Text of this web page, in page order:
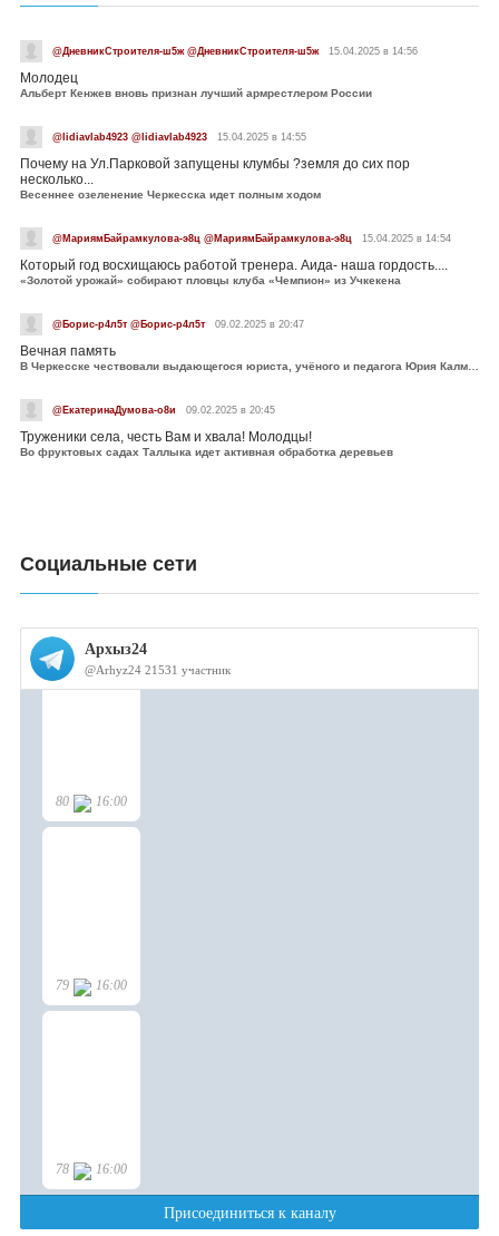
@ДневникСтроителя-ш5ж @ДневникСтроителя-ш5ж 15.04.2025 в 14:56
Молодец
Альберт Кенжев вновь признан лучший армрестлером России
@lidiavlab4923 @lidiavlab4923 15.04.2025 в 14:55
Почему на Ул.Парковой запущены клумбы ?земля до сих пор
несколько...
Весеннее озеленение Черкесска идет полным ходом
@МариямБайрамкулова-э8ц @МариямБайрамкулова-э8ц 15.04.2025 в 14:54
Который год восхищаюсь работой тренера. Аида- наша гордость....
«Золотой урожай» собирают пловцы клуба «Чемпион» из Учкекена
@Борис-р4л5т @Борис-р4л5т 09.02.2025 в 20:47
Вечная память
В Черкесске чествовали выдающегося юриста, учёного и педагога Юрия Калмыкова
@ЕкатеринаДумова-о8и 09.02.2025 в 20:45
Труженики села, честь Вам и хвала! Молодцы!
Во фруктовых садах Таллыка идет активная обработка деревьев
Социальные сети